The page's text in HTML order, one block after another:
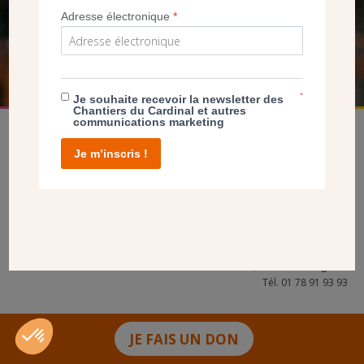
JE FAIS UN DON
FAIRE UN DON
Tél. 01 78 91 93 93
Adresse électronique*
Je souhaite recevoir la newsletter des
Chantiers du Cardinal et autres
communications marketing
*
Je m’inscris !